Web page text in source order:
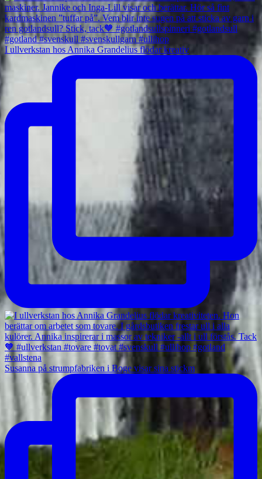
I ullverkstan hos Annika Grandelius flödar kreativ
Susanna på strumpfabriken i Boge visar sina stickm